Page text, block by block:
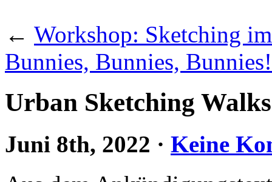
← Workshop: Sketching
Bunnies, Bunnies, Bunnies!
Urban Sketching
Juni 8th, 2022 · Keine